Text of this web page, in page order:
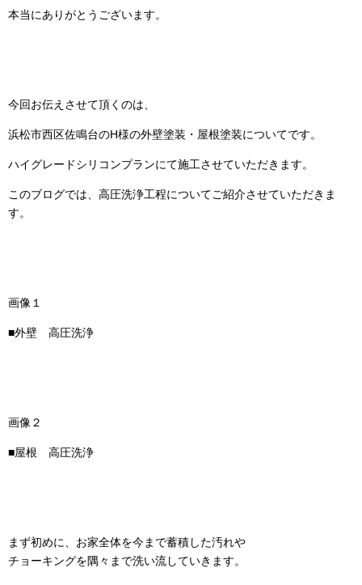
本当にありがとうございます。
今回お伝えさせて頂くのは、
浜松市西区佐鳴台のH様の外壁塗装・屋根塗装についてです。
ハイグレードシリコンプランにて施工させていただきます。
このブログでは、高圧洗浄工程についてご紹介させていただきま
す。
画像１
■外壁 高圧洗浄
画像２
■屋根 高圧洗浄
まず初めに、お家全体を今まで蓄積した汚れや
チョーキングを隅々まで洗い流していきます。